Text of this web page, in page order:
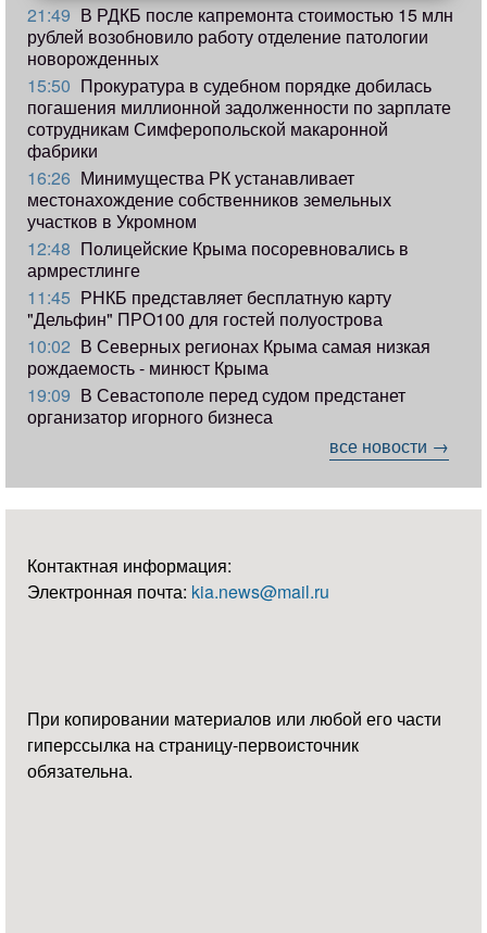
21:49 В РДКБ после капремонта стоимостью 15 млн
рублей возобновило работу отделение патологии
новорожденных
15:50 Прокуратура в судебном порядке добилась
погашения миллионной задолженности по зарплате
сотрудникам Симферопольской макаронной
фабрики
16:26 Минимущества РК устанавливает
местонахождение собственников земельных
участков в Укромном
12:48 Полицейские Крыма посоревновались в
армрестлинге
11:45 РНКБ представляет бесплатную карту
"Дельфин" ПРО100 для гостей полуострова
10:02 В Северных регионах Крыма самая низкая
рождаемость - минюст Крыма
19:09 В Севастополе перед судом предстанет
организатор игорного бизнеса
все новости →
Контактная информация:
Электронная почта: kia.news@mail.ru
При копировании материалов или любой его части
гиперссылка на страницу-первоисточник
обязательна.